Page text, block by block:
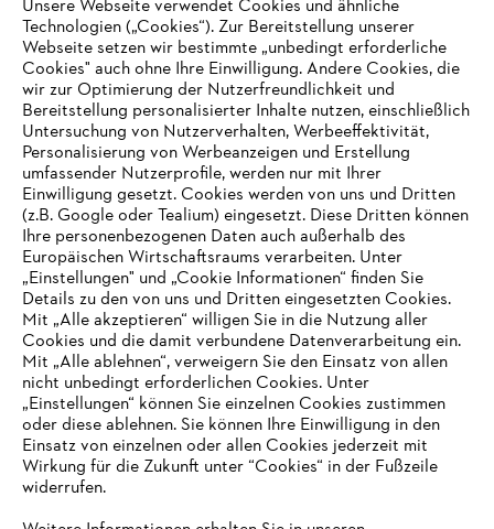
IHR BROWSER WIRD NICHT
UNTERSTÜTZT
Unsere Webseite verwendet Cookies und ähnliche
Technologien („Cookies“). Zur Bereitstellung unserer
Webseite setzen wir bestimmte „unbedingt erforderliche
Cookies" auch ohne Ihre Einwilligung. Andere Cookies, die
wir zur Optimierung der Nutzerfreundlichkeit und
Bereitstellung personalisierter Inhalte nutzen, einschließlich
Untersuchung von Nutzerverhalten, Werbeeffektivität,
Personalisierung von Werbeanzeigen und Erstellung
umfassender Nutzerprofile, werden nur mit Ihrer
Einwilligung gesetzt. Cookies werden von uns und Dritten
(z.B. Google oder Tealium) eingesetzt. Diese Dritten können
Ihre personenbezogenen Daten auch außerhalb des
Europäischen Wirtschaftsraums verarbeiten. Unter
„Einstellungen" und „Cookie Informationen“ finden Sie
Details zu den von uns und Dritten eingesetzten Cookies.
Mit „Alle akzeptieren“ willigen Sie in die Nutzung aller
Cookies und die damit verbundene Datenverarbeitung ein.
Mit „Alle ablehnen“, verweigern Sie den Einsatz von allen
nicht unbedingt erforderlichen Cookies. Unter
„Einstellungen“ können Sie einzelnen Cookies zustimmen
oder diese ablehnen. Sie können Ihre Einwilligung in den
Einsatz von einzelnen oder allen Cookies jederzeit mit
Wirkung für die Zukunft unter “Cookies“ in der Fußzeile
widerrufen.